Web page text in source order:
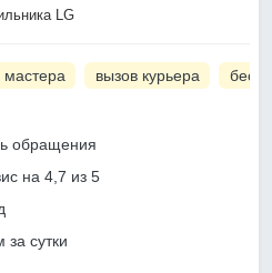
LG
мастера вызов курьера
обращения
на 4,7 из 5
сутки